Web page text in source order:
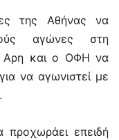
της Αθήνας να
αγώνες στη
Αρη και ο ΟΦΗ να
να αγωνιστεί με
προχωράει επειδή